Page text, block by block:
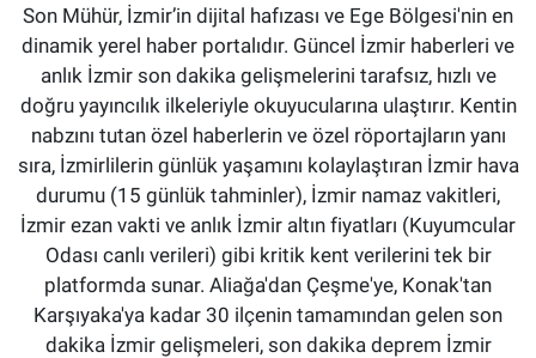
Son Mühür, İzmir’in dijital hafızası ve Ege Bölgesi'nin en
dinamik yerel haber portalıdır. Güncel İzmir haberleri ve
anlık İzmir son dakika gelişmelerini tarafsız, hızlı ve
doğru yayıncılık ilkeleriyle okuyucularına ulaştırır. Kentin
nabzını tutan özel haberlerin ve özel röportajların yanı
sıra, İzmirlilerin günlük yaşamını kolaylaştıran İzmir hava
durumu (15 günlük tahminler), İzmir namaz vakitleri,
İzmir ezan vakti ve anlık İzmir altın fiyatları (Kuyumcular
Odası canlı verileri) gibi kritik kent verilerini tek bir
platformda sunar. Aliağa'dan Çeşme'ye, Konak'tan
Karşıyaka'ya kadar 30 ilçenin tamamından gelen son
dakika İzmir gelişmeleri, son dakika deprem İzmir